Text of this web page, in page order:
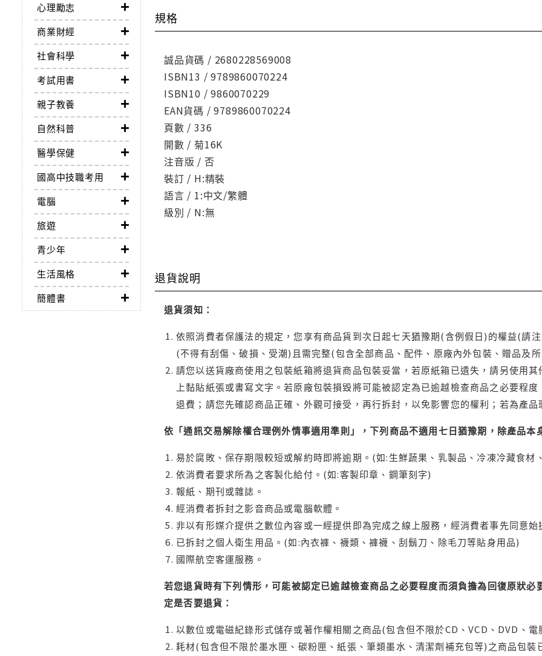
心理勵志
商業財經
社會科學
考試用書
親子教養
自然科普
醫學保健
國高中技職考用
電腦
旅遊
青少年
生活風格
簡體書
規格
誠品貨碼 / 2680228569008
ISBN13 / 9789860070224
ISBN10 / 9860070229
EAN貨碼 / 9789860070224
頁數 / 336
開數 / 菊16K
注音版 / 否
裝訂 / H:精裝
語言 / 1:中文/繁體
級別 / N:無
退貨說明
退貨須知：
依照消費者保護法的規定，您享有商品貨到次日起七天猶豫期(含例假日)的權益(請
(不得有刮傷、破損、受潮)且需完整(包含全部商品、配件、原廠內外包裝、贈品及
請您以送貨廠商使用之包裝紙箱將退貨商品包裝妥當，若原紙箱已遺失，請另使用
上黏貼紙張或書寫文字。若原廠包裝損毀將可能被認定為已逾越檢查商品之必要程
退費；請您先確認商品正確、外觀可接受，再行拆封，以免影響您的權利；若為產
依「通訊交易解除權合理例外情事適用準則」，下列商品不適用七日猶豫期，除產品本
易於腐敗、保存期限較短或解約時即將逾期。(如:生鮮蔬果、乳製品、冷凍冷藏食材
依消費者要求所為之客製化給付。(如:客製印章、鋼筆刻字)
報紙、期刊或雜誌。
經消費者拆封之影音商品或電腦軟體。
非以有形媒介提供之數位內容或一經提供即為完成之線上服務，經消費者事先同意
已拆封之個人衛生用品。(如:內衣褲、襪類、褲襪、刮鬍刀、除毛刀等貼身用品)
國際航空客運服務。
若您退貨時有下列情形，可能被認定已逾越檢查商品之必要程度而須負擔為回復原狀
定是否要退貨：
以數位或電磁紀錄形式儲存或著作權相關之商品(包含但不限於CD、VCD、DVD、
耗材(包含但不限於墨水匣、碳粉匣、紙張、筆類墨水、清潔劑補充包等)之商品包